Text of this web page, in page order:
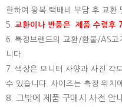
한하여 왕복 택배비 부담 후 교환
5. 교환이나 반품은 제품 수령후
6. 특정브랜드의 교환/환불/AS고
니다.
7. 색상은 모니터 사양과 사진 각
수 있습니다. 사이즈는 측정 위치
8. 그밖에 제품 구매시 사전 안